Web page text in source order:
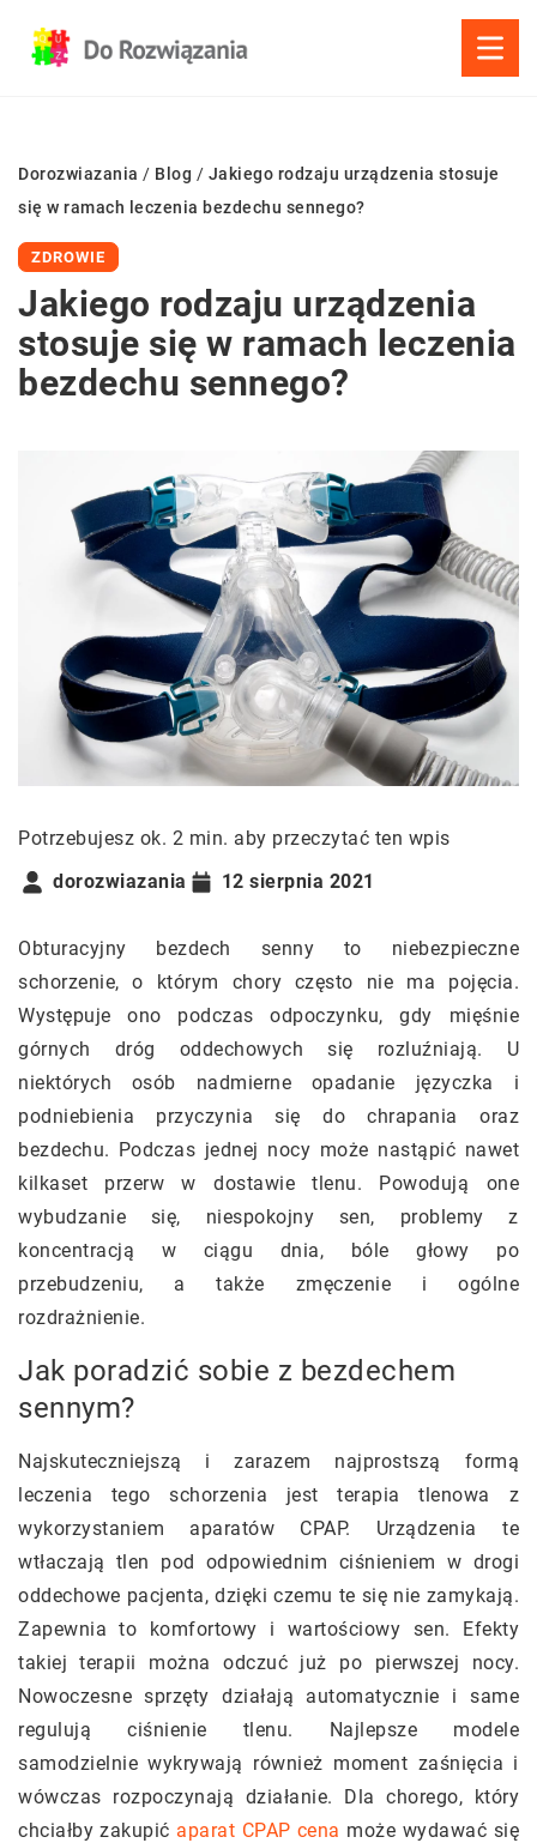
Dorozwiazania / Blog / Jakiego rodzaju urządzenia stosuje
się w ramach leczenia bezdechu sennego?
ZDROWIE
Jakiego rodzaju urządzenia
stosuje się w ramach leczenia
bezdechu sennego?
Potrzebujesz ok. 2 min. aby przeczytać ten wpis
dorozwiazania
12 sierpnia 2021
Obturacyjny bezdech senny to niebezpieczne
schorzenie, o którym chory często nie ma pojęcia.
Występuje ono podczas odpoczynku, gdy mięśnie
górnych dróg oddechowych się rozluźniają. U
niektórych osób nadmierne opadanie języczka i
podniebienia przyczynia się do chrapania oraz
bezdechu. Podczas jednej nocy może nastąpić nawet
kilkaset przerw w dostawie tlenu. Powodują one
wybudzanie się, niespokojny sen, problemy z
koncentracją w ciągu dnia, bóle głowy po
przebudzeniu, a także zmęczenie i ogólne
rozdrażnienie.
Jak poradzić sobie z bezdechem
sennym?
Najskuteczniejszą i zarazem najprostszą formą
leczenia tego schorzenia jest terapia tlenowa z
wykorzystaniem aparatów CPAP. Urządzenia te
wtłaczają tlen pod odpowiednim ciśnieniem w drogi
oddechowe pacjenta, dzięki czemu te się nie zamykają.
Zapewnia to komfortowy i wartościowy sen. Efekty
takiej terapii można odczuć już po pierwszej nocy.
Nowoczesne sprzęty działają automatycznie i same
regulują ciśnienie tlenu. Najlepsze modele
samodzielnie wykrywają również moment zaśnięcia i
wówczas rozpoczynają działanie. Dla chorego, który
chciałby zakupić aparat CPAP cena może wydawać się